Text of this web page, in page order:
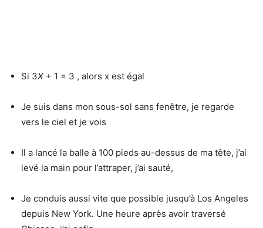
Si 3X + 1 = 3 , alors x est égal
Je suis dans mon sous-sol sans fenêtre, je regarde
vers le ciel et je vois
Il a lancé la balle à 100 pieds au-dessus de ma tête, j’ai
levé la main pour l’attraper, j’ai sauté,
Je conduis aussi vite que possible jusqu’à Los Angeles
depuis New York. Une heure après avoir traversé